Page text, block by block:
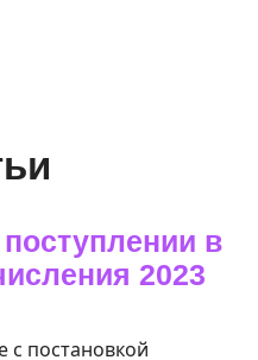
в
2023
с постановкой